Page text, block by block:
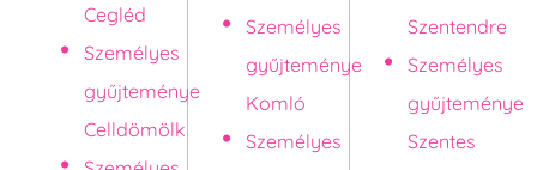
Cegléd
Személyes
gyűjteménye
Celldömölk
Személyes
gyűjteménye
Komló
Személyes
Szentendre
Személyes
gyűjteménye
Szentes